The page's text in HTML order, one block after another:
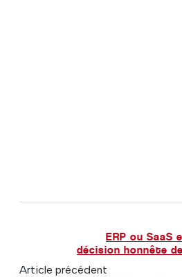
ERP ou SaaS
décision honnête
Article précédent